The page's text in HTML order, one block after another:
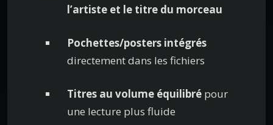
l’artiste et le titre du morceau
Pochettes/posters intégrés
directement dans les fichiers
Titres au volume équilibré pour
une lecture plus fluide